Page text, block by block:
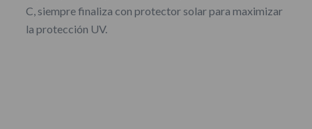
C, siempre finaliza con protector solar para maximizar
la protección UV.